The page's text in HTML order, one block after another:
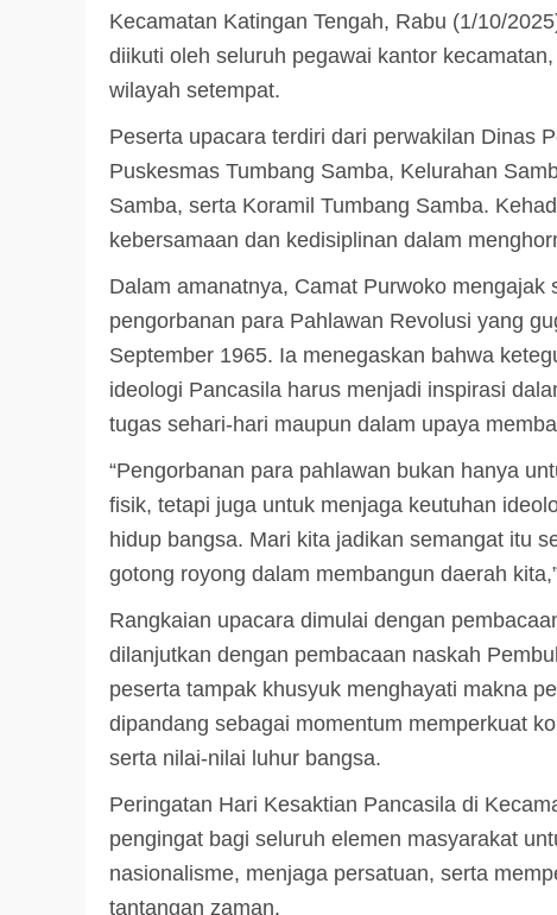
Kecamatan Katingan Tengah, Rabu (1/10/
diikuti oleh seluruh pegawai kantor
wilayah setempat.
Peserta upacara terdiri dari perwakilan Dinas
Puskesmas Tumbang Samba, Kelurahan
Samba, serta Koramil Tumbang Samba.
kebersamaan dan kedisiplinan dalam
Dalam amanatnya, Camat Purwoko mengajak
pengorbanan para Pahlawan Revolusi yang
September 1965. Ia menegaskan bahwa
ideologi Pancasila harus menjadi inspirasi
tugas sehari-hari maupun dalam upaya
“Pengorbanan para pahlawan bukan hanya
fisik, tetapi juga untuk menjaga keutuhan
hidup bangsa. Mari kita jadikan semangat itu
gotong royong dalam membangun daerah
Rangkaian upacara dimulai dengan
dilanjutkan dengan pembacaan naskah
peserta tampak khusyuk menghayati makna
dipandang sebagai momentum memperkuat
serta nilai-nilai luhur bangsa.
Peringatan Hari Kesaktian Pancasila di
pengingat bagi seluruh elemen masyarakat
nasionalisme, menjaga persatuan, serta
tantangan zaman.
3 min read
DPRD KATINGAN
HEADLINE
KATINGAN
RDP DPRD dan Pemkab
Soroti Krisis Air Bersih,
Nakes Hingga Ancaman
Pencemaran Sungai
TRIOKTA 11 MEI 2026
2 min read
DPRD KATINGAN
HEADLINE